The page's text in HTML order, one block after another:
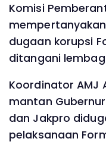
Komisi
dugaan korupsi
ditangani
Koordinator AMJ
mantan
dan Jakpro
pelaksanaan